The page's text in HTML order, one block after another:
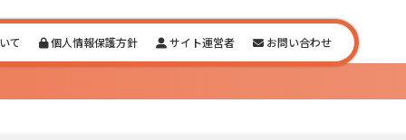
て 個人情報保護方針 サイト運営者 お問い合わせ